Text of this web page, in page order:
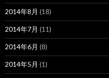
2014年8月 (18)
2014年7月 (11)
2014年6月 (8)
2014年5月 (1)